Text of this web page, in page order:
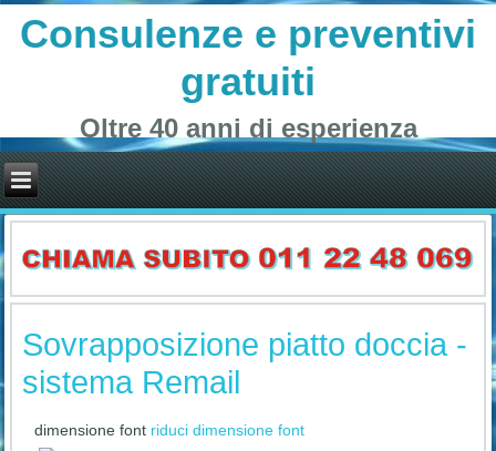
Consulenze e preventivi
gratuiti
Oltre 40 anni di esperienza
Sovrapposizione piatto doccia -
sistema Remail
dimensione font riduci dimensione font